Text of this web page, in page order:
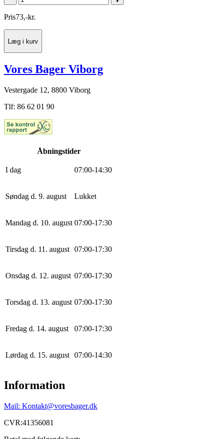
Pris73,-kr.
Læg i kurv
Vores Bager Viborg
Vestergade 12, 8800 Viborg
Tlf: 86 62 01 90
Åbningstider
I dag 07:00-14:30
Søndag d. 9. august Lukket
Mandag d. 10. august 07:00-17:30
Tirsdag d. 11. august 07:00-17:30
Onsdag d. 12. august 07:00-17:30
Torsdag d. 13. august 07:00-17:30
Fredag d. 14. august 07:00-17:30
Lørdag d. 15. august 07:00-14:30
Information
Mail: Kontakt@voresbager.dk
CVR:41356081